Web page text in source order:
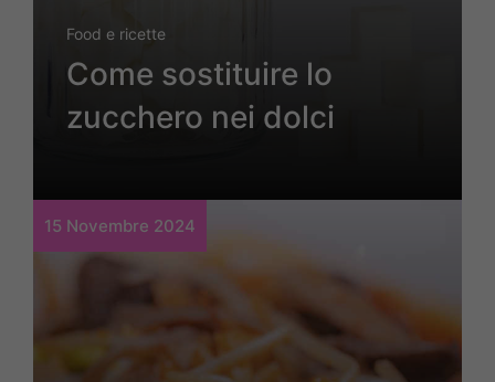
Food e ricette
Come sostituire lo
zucchero nei dolci
15 Novembre 2024